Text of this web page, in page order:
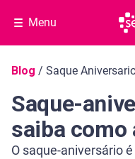
Menu
Navegação do blog
Blog / Saque
Saque-
saiba como
O saque-aniversário